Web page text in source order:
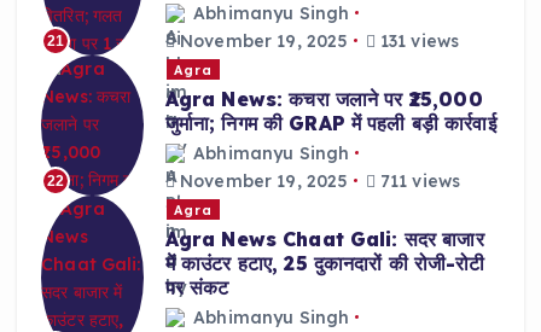
21
Abhimanyu Singh
November 19, 2025
131 views
22
Agra
Agra News: कचरा जलाने पर ₹25,000
जुर्माना; निगम की GRAP में पहली बड़ी कार्रवाई
Abhimanyu Singh
November 19, 2025
711 views
Agra
Agra News Chaat Gali: सदर बाजार
में काउंटर हटाए, 25 दुकानदारों की रोजी-रोटी
पर संकट
Abhimanyu Singh